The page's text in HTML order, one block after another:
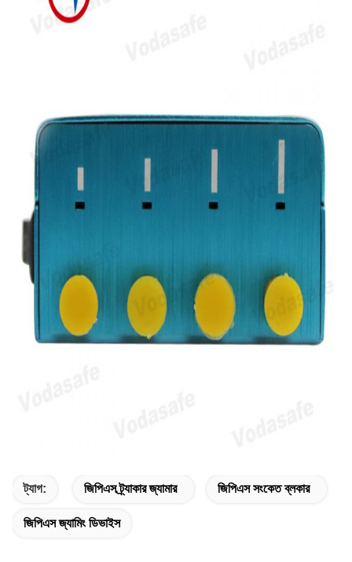
ট্যাগ: জিপিএস ট্র্যাকার জ্যামার জিপিএস সংকেত ব্লকার
জিপিএস জ্যামিং ডিভাইস